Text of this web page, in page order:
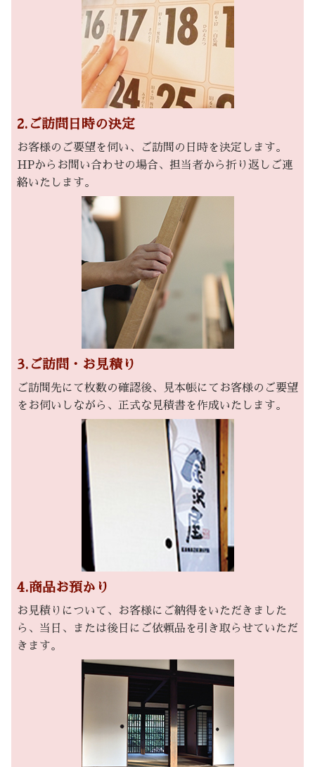
2.ご訪問日時の決定
お客様のご要望を伺い、ご訪問の日時を決定します。
HPからお問い合わせの場合、担当者から折り返しご連
絡いたします。
3.ご訪問・お見積り
ご訪問先にて枚数の確認後、見本帳にてお客様のご要望
をお伺いしながら、正式な見積書を作成いたします。
4.商品お預かり
お見積りについて、お客様にご納得をいただきました
ら、当日、または後日にご依頼品を引き取らせていただ
きます。